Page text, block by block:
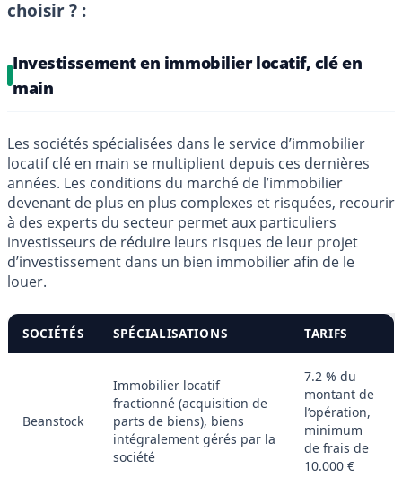
choisir ? :
Investissement en immobilier locatif, clé en
main
Les sociétés spécialisées dans le service d’immobilier
locatif clé en main se multiplient depuis ces dernières
années. Les conditions du marché de l’immobilier
devenant de plus en plus complexes et risquées, recourir
à des experts du secteur permet aux particuliers
investisseurs de réduire leurs risques de leur projet
d’investissement dans un bien immobilier afin de le
louer.
SOCIÉTÉS SPÉCIALISATIONS TARIFS
Beanstock
Immobilier locatif
fractionné (acquisition de
parts de biens), biens
intégralement gérés par la
société
7.2 % du
montant de
l’opération,
minimum
de frais de
10.000 €